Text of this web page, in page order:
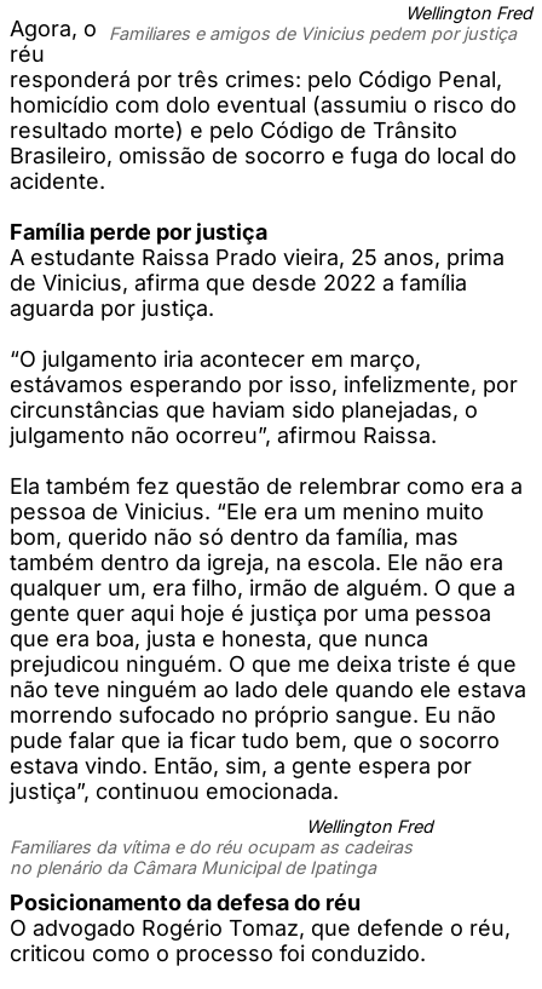
Wellington Fred
Familiares e amigos de Vinicius pedem por justiça
Agora, o
réu
responderá por três crimes: pelo Código Penal,
homicídio com dolo eventual (assumiu o risco do
resultado morte) e pelo Código de Trânsito
Brasileiro, omissão de socorro e fuga do local do
acidente.
Família perde por justiça
A estudante Raissa Prado vieira, 25 anos, prima
de Vinicius, afirma que desde 2022 a família
aguarda por justiça.
“O julgamento iria acontecer em março,
estávamos esperando por isso, infelizmente, por
circunstâncias que haviam sido planejadas, o
julgamento não ocorreu”, afirmou Raissa.
Ela também fez questão de relembrar como era a
pessoa de Vinicius. “Ele era um menino muito
bom, querido não só dentro da família, mas
também dentro da igreja, na escola. Ele não era
qualquer um, era filho, irmão de alguém. O que a
gente quer aqui hoje é justiça por uma pessoa
que era boa, justa e honesta, que nunca
prejudicou ninguém. O que me deixa triste é que
não teve ninguém ao lado dele quando ele estava
morrendo sufocado no próprio sangue. Eu não
pude falar que ia ficar tudo bem, que o socorro
estava vindo. Então, sim, a gente espera por
justiça”, continuou emocionada.
Wellington Fred
Familiares da vítima e do réu ocupam as cadeiras
no plenário da Câmara Municipal de Ipatinga
Posicionamento da defesa do réu
O advogado Rogério Tomaz, que defende o réu,
criticou como o processo foi conduzido.